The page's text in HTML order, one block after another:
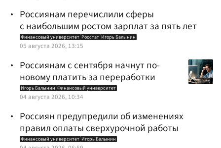
Россиянам перечислили сферы
с наибольшим ростом зарплат за пять лет
Финансовый университет Росстат Игорь Балынин
05 августа 2026, 13:15
Россиянам с сентября начнут по-
новому платить за переработки
Игорь Балынин Финансовый университет
04 августа 2026, 10:34
Россиян предупредили об изменениях
правил оплаты сверхурочной работы
Финансовый университет Игорь Балынин